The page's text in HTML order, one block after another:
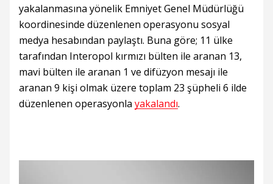
yakalanmasına yönelik Emniyet Genel Müdürlüğü
koordinesinde düzenlenen operasyonu sosyal
medya hesabından paylaştı. Buna göre; 11 ülke
tarafından Interopol kırmızı bülten ile aranan 13,
mavi bülten ile aranan 1 ve difüzyon mesajı ile
aranan 9 kişi olmak üzere toplam 23 şüpheli 6 ilde
düzenlenen operasyonla yakalandı.